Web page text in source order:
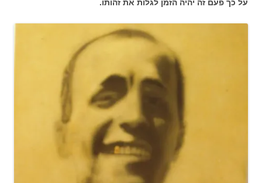
על כך פעם זה יהיה הזמן לגלות את זהותו.